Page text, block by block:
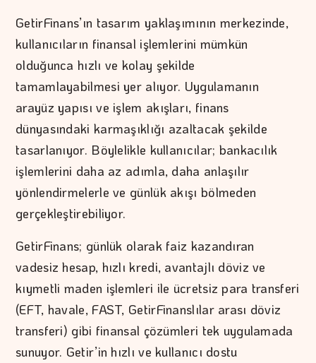
GetirFinans’ın tasarım yaklaşımının merkezinde,
kullanıcıların finansal işlemlerini mümkün
olduğunca hızlı ve kolay şekilde
tamamlayabilmesi yer alıyor. Uygulamanın
arayüz yapısı ve işlem akışları, finans
dünyasındaki karmaşıklığı azaltacak şekilde
tasarlanıyor. Böylelikle kullanıcılar; bankacılık
işlemlerini daha az adımla, daha anlaşılır
yönlendirmelerle ve günlük akışı bölmeden
gerçekleştirebiliyor.
GetirFinans; günlük olarak faiz kazandıran
vadesiz hesap, hızlı kredi, avantajlı döviz ve
kıymetli maden işlemleri ile ücretsiz para transferi
(EFT, havale, FAST, GetirFinanslılar arası döviz
transferi) gibi finansal çözümleri tek uygulamada
sunuyor. Getir’in hızlı ve kullanıcı dostu